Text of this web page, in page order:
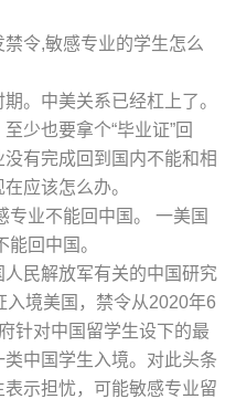
令,敏感专业的学生怎么
。中美关系已经杠上了。
少也要拿个“毕业证”回
有完成回到国内不能和相
应该怎么办。
专业不能回中国。 一美国
回中国。
民解放军有关的中国研究
境美国，禁令从2020年6
针对中国留学生设下的最
中国学生入境。对此头条
示担忧，可能敏感专业留